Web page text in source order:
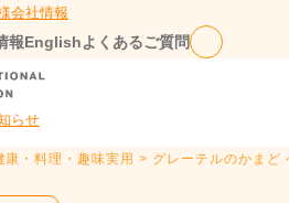
会社情報
報Englishよくあるご質問
らせ
康・料理・趣味実用 > グレーテルのかまど